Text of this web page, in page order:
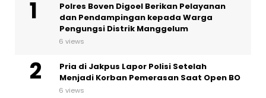
Polres Boven Digoel Berikan Pelayanan
dan Pendampingan kepada Warga
Pengungsi Distrik Manggelum
6 views
Pria di Jakpus Lapor Polisi Setelah
Menjadi Korban Pemerasan Saat Open BO
6 views